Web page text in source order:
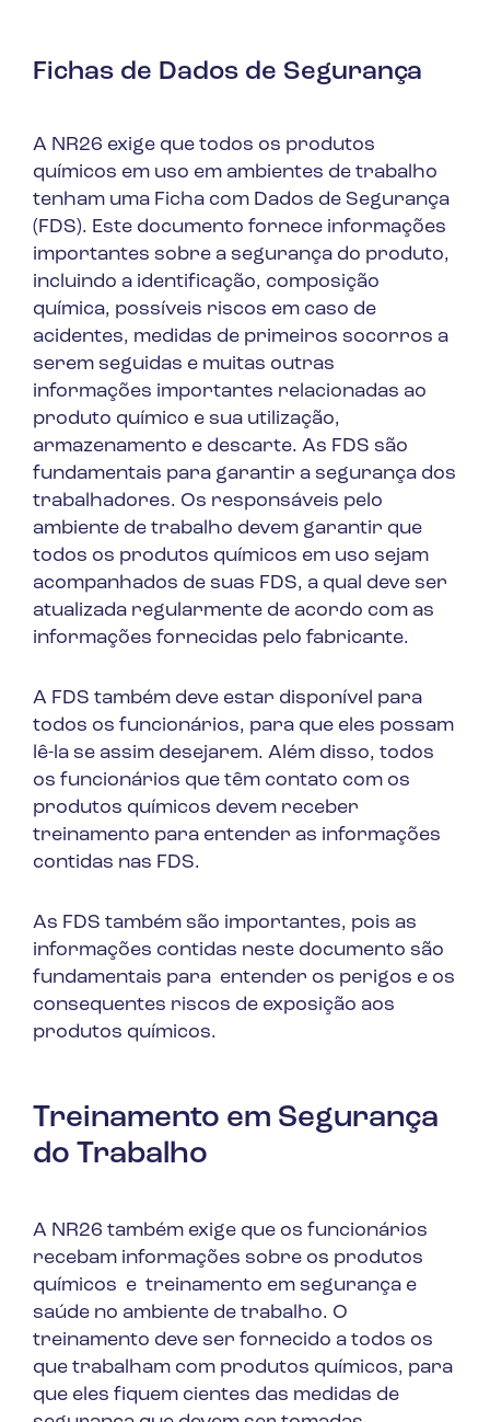
Fichas de Dados de Segurança
A NR26 exige que todos os produtos
químicos em uso em ambientes de trabalho
tenham uma Ficha com Dados de Segurança
(FDS). Este documento fornece informações
importantes sobre a segurança do produto,
incluindo a identificação, composição
química, possíveis riscos em caso de
acidentes, medidas de primeiros socorros a
serem seguidas e muitas outras
informações importantes relacionadas ao
produto químico e sua utilização,
armazenamento e descarte. As FDS são
fundamentais para garantir a segurança dos
trabalhadores. Os responsáveis pelo
ambiente de trabalho devem garantir que
todos os produtos químicos em uso sejam
acompanhados de suas FDS, a qual deve ser
atualizada regularmente de acordo com as
informações fornecidas pelo fabricante.
A FDS também deve estar disponível para
todos os funcionários, para que eles possam
lê-la se assim desejarem. Além disso, todos
os funcionários que têm contato com os
produtos químicos devem receber
treinamento para entender as informações
contidas nas FDS.
As FDS também são importantes, pois as
informações contidas neste documento são
fundamentais para entender os perigos e os
consequentes riscos de exposição aos
produtos químicos.
Treinamento em Segurança
do Trabalho
A NR26 também exige que os funcionários
recebam informações sobre os produtos
químicos e treinamento em segurança e
saúde no ambiente de trabalho. O
treinamento deve ser fornecido a todos os
que trabalham com produtos químicos, para
que eles fiquem cientes das medidas de